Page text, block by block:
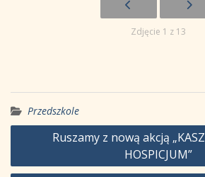
Zdjęcie 1 z 13
Przedszkole
NawigacjaRuszamy z nową akcją
HOSPICJUM”